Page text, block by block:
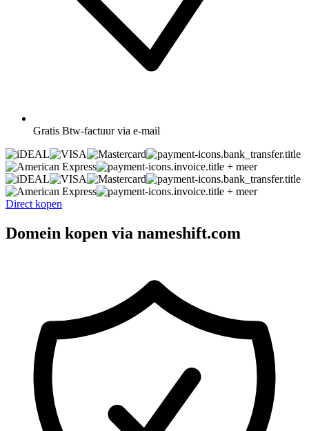
Gratis Btw-factuur via e-mail
+ meer
+ meer
Direct kopen
Domein kopen via nameshift.com